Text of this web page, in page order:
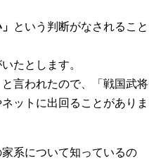
という判断がなされること
たとします。
言われたので、「戦国武将
ットに出回ることがありま
系について知っているの